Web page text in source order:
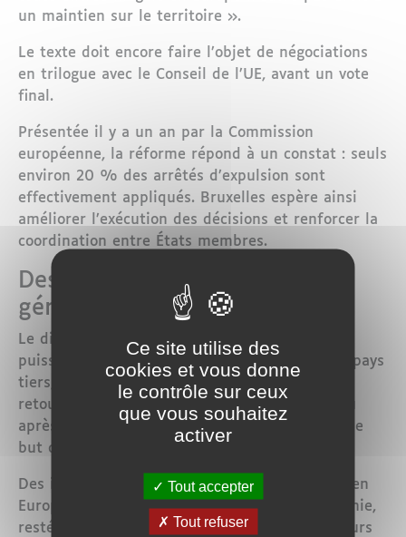
un maintien sur le territoire ».
Le texte doit encore faire l’objet de négociations
en trilogue avec le Conseil de l’UE, avant un vote
final.
Présentée il y a un an par la Commission
européenne, la réforme répond à un constat : seuls
environ 20 % des arrêtés d’expulsion sont
effectivement appliqués. Bruxelles espère ainsi
améliorer l’exécution des décisions et renforcer la
coordination entre États membres.
Des centres externalisés pour
gérer les expulsions
Le dispositif prévoit que les États membres
puissent transférer des sans-papiers vers des pays
tiers, dans des centres dédiés. Ces « hubs de
retour » accueilleront les migrants pendant ou
après l’examen de leur demande d’asile, dans le
but de mieux organiser leur départ.
Des initiatives similaires ont déjà été tentées en
Europe. L’
avait ouvert un centre en Albanie,
resté largement sous-utilisé en raison de recours
Ce site utilise des
cookies et vous donne
le contrôle sur ceux
que vous souhaitez
activer
Tout accepter
Tout refuser